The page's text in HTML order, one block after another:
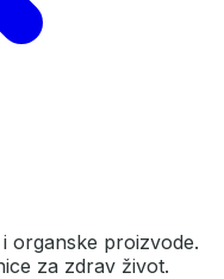
organske proizvode.
za zdrav život.